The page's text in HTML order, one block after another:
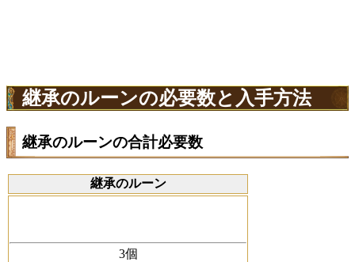
継承のルーンの必要数と入手方法
継承のルーンの合計必要数
継承のルーン
3個